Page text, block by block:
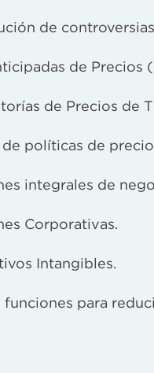
de
de Precios
de Precios de
políticas de
integrales de
Corporativas.
Intangibles.
funciones para